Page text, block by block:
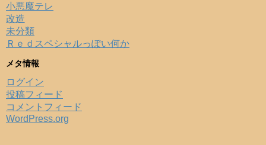
小悪魔テレ
改造
未分類
Ｒｅｄスペシャルっぽい何か
メタ情報
ログイン
投稿フィード
コメントフィード
WordPress.org